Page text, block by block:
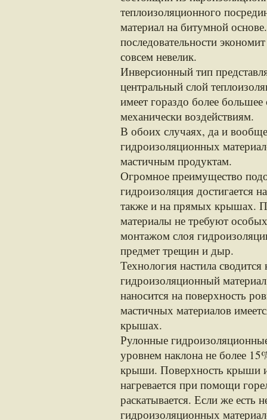
теплоизоляционного
материал на битумной
последовательности
совсем невелик.
Инверсионный тип
центральный слой
имеет гораздо более
механически воздействиям.
В обоих случаях, да и
гидроизоляционных
мастичным продуктам.
Огромное преимущество
гидроизоляция достигается
также и на прямых крышах.
материалы не требуют
монтажом слоя
предмет трещин и дыр.
Технология настила
гидроизоляционный
наносится на поверхность
мастичных материалов
крышах.
Рулонные
уровнем наклона не более
крыши. Поверхность крыши и
нагревается при помощи
раскатывается. Если же есть
гидроизоляционных